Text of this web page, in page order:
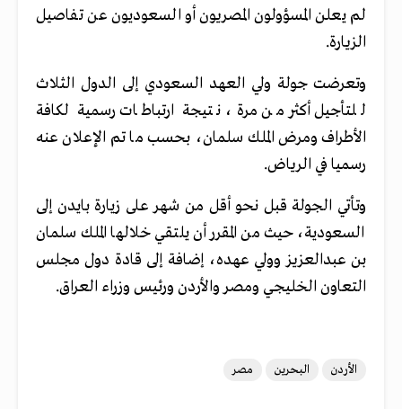
لم يعلن المسؤولون المصريون أو السعوديون عن تفاصيل
الزيارة.
وتعرضت جولة ولي العهد السعودي إلى الدول الثلاث
للتأجيل أكثر من مرة، نتيجة ارتباطات رسمية لكافة
الأطراف ومرض الملك سلمان، بحسب ما تم الإعلان عنه
رسميا في الرياض.
وتأتي الجولة قبل نحو أقل من شهر على زيارة بايدن إلى
السعودية، حيث من المقرر أن يلتقي خلالها الملك سلمان
بن عبدالعزيز وولي عهده، إضافة إلى قادة دول مجلس
التعاون الخليجي ومصر والأردن ورئيس وزراء العراق.
الأردن البحرين مصر